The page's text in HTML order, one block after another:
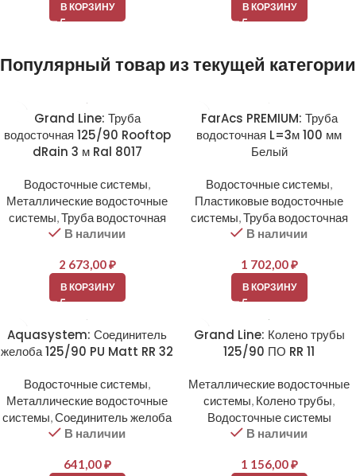
В КОРЗИНУ В КОРЗИНУ
Популярный товар из текущей категории
Grand Line: Труба
водосточная 125/90 Rooftop
dRain 3 м Ral 8017
Водосточные системы,
Металлические водосточные
системы,Труба водосточная
В наличии
2 673,00₽
В КОРЗИНУ
FarAcs PREMIUM: Труба
водосточная L=3м 100 мм
Белый
Водосточные системы,
Пластиковые водосточные
системы,Труба водосточная
В наличии
1 702,00₽
В КОРЗИНУ
Aquasystem: Соединитель
желоба 125/90 PU Matt RR 32
Водосточные системы,
Металлические водосточные
системы,Соединитель желоба
В наличии
641,00₽
Grand Line: Колено трубы
125/90 ПО RR 11
Металлические водосточные
системы, Колено трубы,
Водосточные системы
В наличии
1 156,00₽